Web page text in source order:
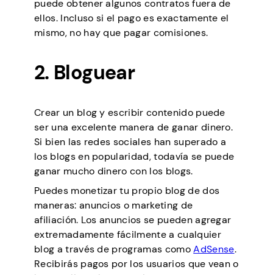
puede obtener algunos contratos fuera de
ellos. Incluso si el pago es exactamente el
mismo, no hay que pagar comisiones.
2. Bloguear
Crear un blog y escribir contenido puede
ser una excelente manera de ganar dinero.
Si bien las redes sociales han superado a
los blogs en popularidad, todavía se puede
ganar mucho dinero con los blogs.
Puedes monetizar tu propio blog de dos
maneras: anuncios o marketing de
afiliación. Los anuncios se pueden agregar
extremadamente fácilmente a cualquier
blog a través de programas comoAdSense.
Recibirás pagos por los usuarios que vean o